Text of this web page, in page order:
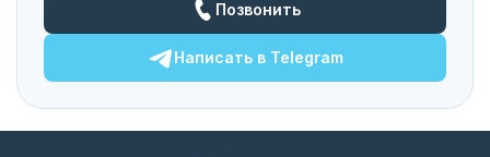
Позвонить
Написать вTelegram